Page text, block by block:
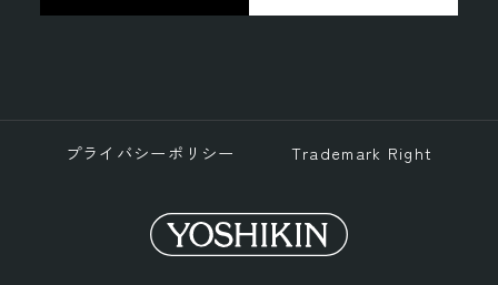
プライバシーポリシー Trademark Right